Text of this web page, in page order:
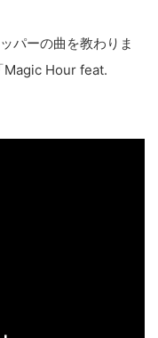
パーの曲を教わりま
Magic Hour feat.